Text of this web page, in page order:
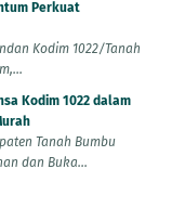
Perkuat
Kodim 1022/Tanah
Kodim 1022 dalam
Tanah Bumbu
dan Buka...